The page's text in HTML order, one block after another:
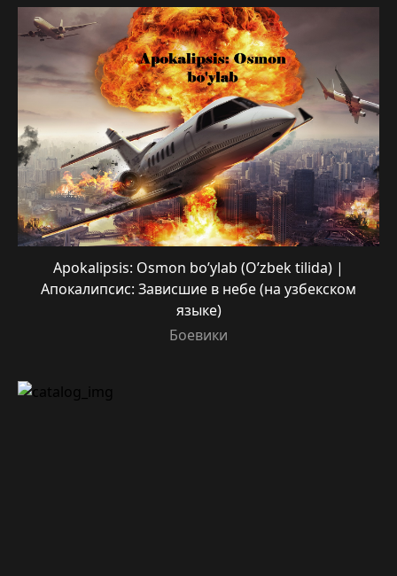
Apokalipsis: Osmon bo’ylab (O’zbek tilida) |
Апокалипсис: Зависшие в небе (на узбекском
языке)
Боевики